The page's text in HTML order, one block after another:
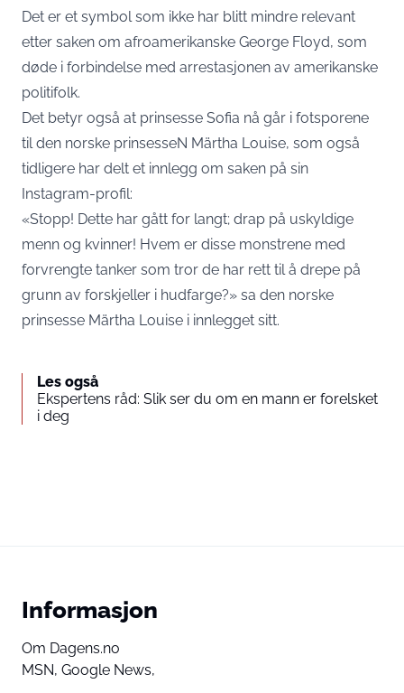
Det er et symbol som ikke har blitt mindre relevant
etter saken om afroamerikanske George Floyd, som
døde i forbindelse med arrestasjonen av amerikanske
politifolk.
Det betyr også at prinsesse Sofia nå går i fotsporene
til den norske prinsesseN Märtha Louise, som også
tidligere har delt et innlegg om saken på sin
Instagram-profil:
«Stopp! Dette har gått for langt; drap på uskyldige
menn og kvinner! Hvem er disse monstrene med
forvrengte tanker som tror de har rett til å drepe på
grunn av forskjeller i hudfarge?» sa den norske
prinsesse Märtha Louise i innlegget sitt.
Les også
Ekspertens råd: Slik ser du om en mann er forelsket
i deg
Informasjon
Om Dagens.no
MSN, Google News,